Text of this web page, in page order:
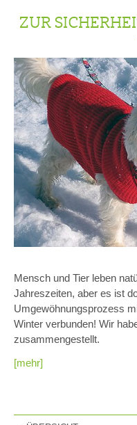
ZUR
Mensch und Tier leben
Jahreszeiten, aber es ist
Umgewöhnungsprozess
Winter verbunden! Wir
zusammengestellt.
[mehr]